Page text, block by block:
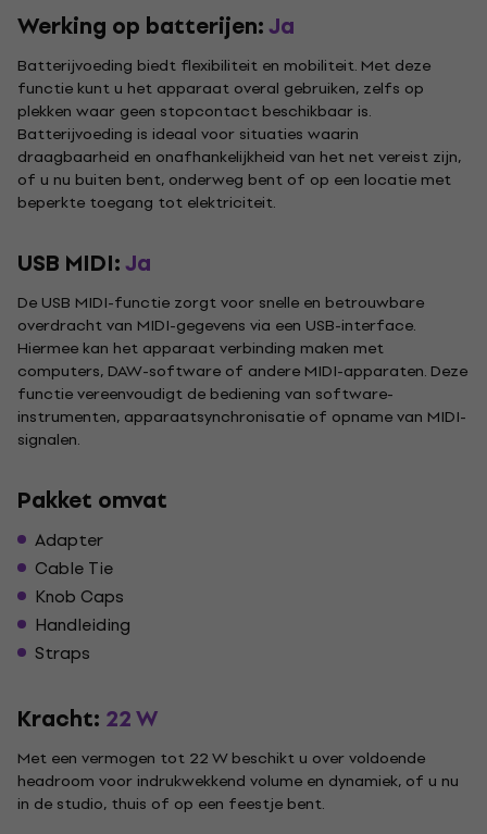
Werking op batterijen:Ja
Batterijvoeding biedt flexibiliteit en mobiliteit. Met deze
functie kunt u het apparaat overal gebruiken, zelfs op
plekken waar geen stopcontact beschikbaar is.
Batterijvoeding is ideaal voor situaties waarin
draagbaarheid en onafhankelijkheid van het net vereist zijn,
of u nu buiten bent, onderweg bent of op een locatie met
beperkte toegang tot elektriciteit.
USB MIDI:Ja
De USB MIDI-functie zorgt voor snelle en betrouwbare
overdracht van MIDI-gegevens via een USB-interface.
Hiermee kan het apparaat verbinding maken met
computers, DAW-software of andere MIDI-apparaten. Deze
functie vereenvoudigt de bediening van software-
instrumenten, apparaatsynchronisatie of opname van MIDI-
signalen.
Pakket omvat
Adapter
Cable Tie
Knob Caps
Handleiding
Straps
Kracht: 22 W
Met een vermogen tot 22 W beschikt u over voldoende
headroom voor indrukwekkend volume en dynamiek, of u nu
in de studio, thuis of op een feestje bent.